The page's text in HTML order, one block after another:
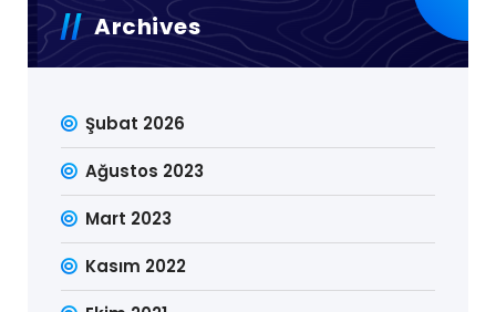
Archives
Şubat 2026
Ağustos 2023
Mart 2023
Kasım 2022